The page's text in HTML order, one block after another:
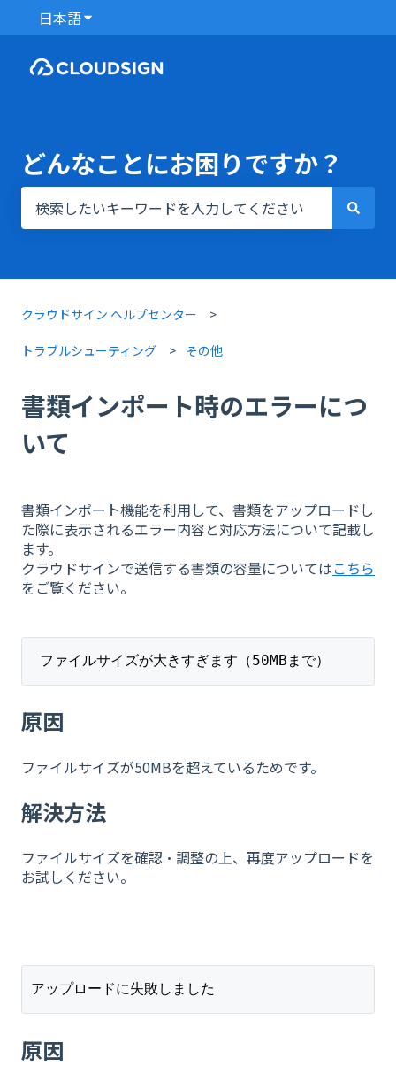
日本語翻訳のサブメニューを表示
どんなことにお困りですか？
クラウドサイン ヘルプセンター
トラブルシューティング その他
書類インポート時のエラーにつ
いて
書類インポート機能を利用して、書類をアップロードし
た際に表示されるエラー内容と対応方法について記載し
ます。
クラウドサインで送信する書類の容量についてはこちら
をご覧ください。
ファイルサイズが大きすぎます（50MBまで）
原因
ファイルサイズが50MBを超えているためです。
解決方法
ファイルサイズを確認・調整の上、再度アップロードを
お試しください。
アップロードに失敗しました
原因